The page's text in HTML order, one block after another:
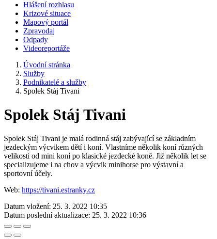
Hlášení rozhlasu
Krizové situace
Mapový portál
Zpravodaj
Odpady
Videoreportáže
Úvodní stránka
Služby
Podnikatelé a služby
Spolek Stáj Tivani
Spolek Stáj Tivani
Spolek Stáj Tivani je malá rodinná stáj zabývající se základním
jezdeckým výcvikem dětí i koní. Vlastníme několik koní různých
velikostí od mini koní po klasické jezdecké koně. Již několik let se
specializujeme i na chov a výcvik minihorse pro výstavní a
sportovní účely.
Web: https://tivani.estranky.cz
Datum vložení: 25. 3. 2022 10:35
Datum poslední aktualizace: 25. 3. 2022 10:36